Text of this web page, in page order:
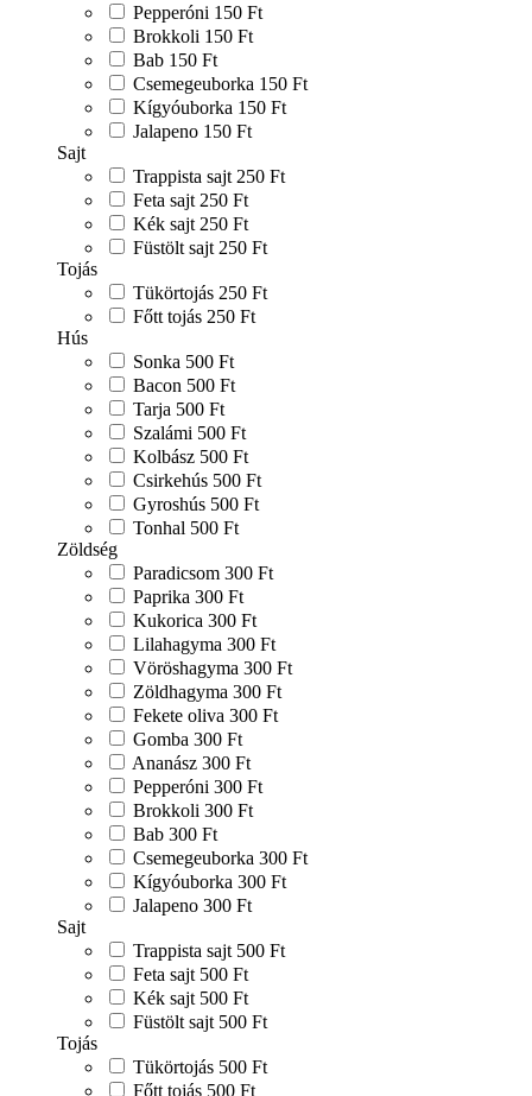
Pepperóni 150 Ft
Brokkoli 150 Ft
Bab 150 Ft
Csemegeuborka 150 Ft
Kígyóuborka 150 Ft
Jalapeno 150 Ft
Sajt
Trappista sajt 250 Ft
Feta sajt 250 Ft
Kék sajt 250 Ft
Füstölt sajt 250 Ft
Tojás
Tükörtojás 250 Ft
Főtt tojás 250 Ft
Hús
Sonka 500 Ft
Bacon 500 Ft
Tarja 500 Ft
Szalámi 500 Ft
Kolbász 500 Ft
Csirkehús 500 Ft
Gyroshús 500 Ft
Tonhal 500 Ft
Zöldség
Paradicsom 300 Ft
Paprika 300 Ft
Kukorica 300 Ft
Lilahagyma 300 Ft
Vöröshagyma 300 Ft
Zöldhagyma 300 Ft
Fekete oliva 300 Ft
Gomba 300 Ft
Ananász 300 Ft
Pepperóni 300 Ft
Brokkoli 300 Ft
Bab 300 Ft
Csemegeuborka 300 Ft
Kígyóuborka 300 Ft
Jalapeno 300 Ft
Sajt
Trappista sajt 500 Ft
Feta sajt 500 Ft
Kék sajt 500 Ft
Füstölt sajt 500 Ft
Tojás
Tükörtojás 500 Ft
Főtt tojás 500 Ft